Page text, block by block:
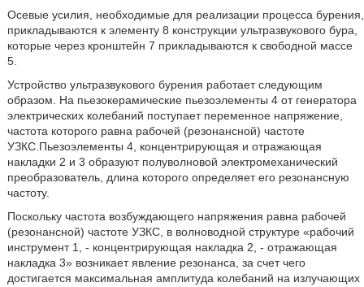
Осевые усилия, необходимые для реализации процесса бурения,
прикладываются к элементу 8 конструкции ультразвукового бура,
которые через кронштейн 7 прикладываются к свободной массе
5.
Устройство ультразвукового бурения работает следующим
образом. На пьезокерамические пьезоэлементы 4 от генератора
электрических колебаний поступает переменное напряжение,
частота которого равна рабочей (резонансной) частоте
УЗКС.Пьезоэлементы 4, концентрирующая и отражающая
накладки 2 и 3 образуют полуволновой электромеханический
преобразователь, длина которого определяет его резонансную
частоту.
Поскольку частота возбуждающего напряжения равна рабочей
(резонансной) частоте УЗКС, в волноводной структуре «рабочий
инструмент 1, - концентрирующая накладка 2, - отражающая
накладка 3» возникает явление резонанса, за счет чего
достигается максимальная амплитуда колебаний на излучающих